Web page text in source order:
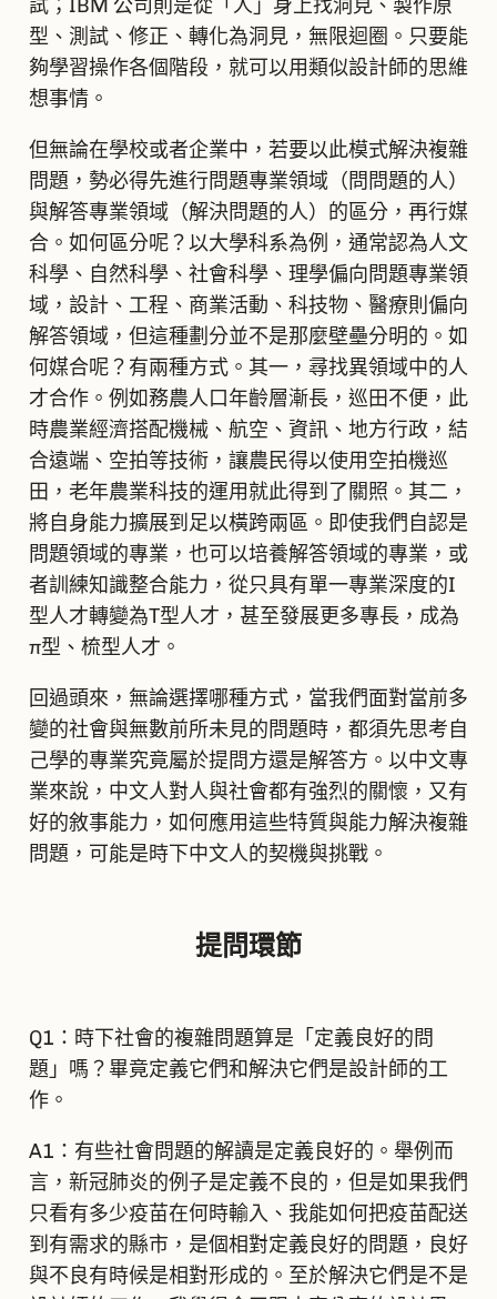
試；IBM 公司則是從「人」身上找洞見、製作原
型、測試、修正、轉化為洞見，無限迴圈。只要能
夠學習操作各個階段，就可以用類似設計師的思維
想事情。
但無論在學校或者企業中，若要以此模式解決複雜
問題，勢必得先進行問題專業領域（問問題的人）
與解答專業領域（解決問題的人）的區分，再行媒
合。如何區分呢？以大學科系為例，通常認為人文
科學、自然科學、社會科學、理學偏向問題專業領
域，設計、工程、商業活動、科技物、醫療則偏向
解答領域，但這種劃分並不是那麼壁壘分明的。如
何媒合呢？有兩種方式。其一，尋找異領域中的人
才合作。例如務農人口年齡層漸長，巡田不便，此
時農業經濟搭配機械、航空、資訊、地方行政，結
合遠端、空拍等技術，讓農民得以使用空拍機巡
田，老年農業科技的運用就此得到了關照。其二，
將自身能力擴展到足以橫跨兩區。即使我們自認是
問題領域的專業，也可以培養解答領域的專業，或
者訓練知識整合能力，從只具有單一專業深度的I
型人才轉變為T型人才，甚至發展更多專長，成為
π型、梳型人才。
回過頭來，無論選擇哪種方式，當我們面對當前多
變的社會與無數前所未見的問題時，都須先思考自
己學的專業究竟屬於提問方還是解答方。以中文專
業來說，中文人對人與社會都有強烈的關懷，又有
好的敘事能力，如何應用這些特質與能力解決複雜
問題，可能是時下中文人的契機與挑戰。
提問環節
Q1：時下社會的複雜問題算是「定義良好的問
題」嗎？畢竟定義它們和解決它們是設計師的工
作。
A1：有些社會問題的解讀是定義良好的。舉例而
言，新冠肺炎的例子是定義不良的，但是如果我們
只看有多少疫苗在何時輸入、我能如何把疫苗配送
到有需求的縣市，是個相對定義良好的問題，良好
與不良有時候是相對形成的。至於解決它們是不是